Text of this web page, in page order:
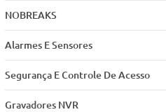
NOBREAKS
Alarmes E Sensores
Segurança E Controle De Acesso
Gravadores NVR